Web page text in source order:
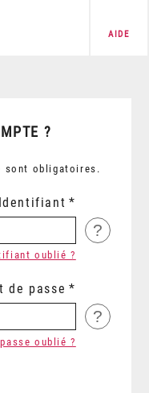
AIDE
?
sont obligatoires.
Identifiant
?
oublié ?
de passe
?
oublié ?